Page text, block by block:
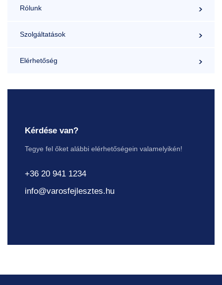
Rólunk
Szolgáltatások
Elérhetőség
Kérdése van?
Tegye fel őket alábbi elérhetőségein valamelyikén!
+36 20 941 1234
info@varosfejlesztes.hu